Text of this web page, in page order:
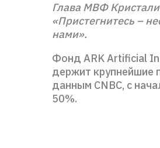
Глава МВФ
«Пристегнитесь –
нами».
Фонд ARK Artificial
держит крупнейшие
данным CNBC, с
50%.